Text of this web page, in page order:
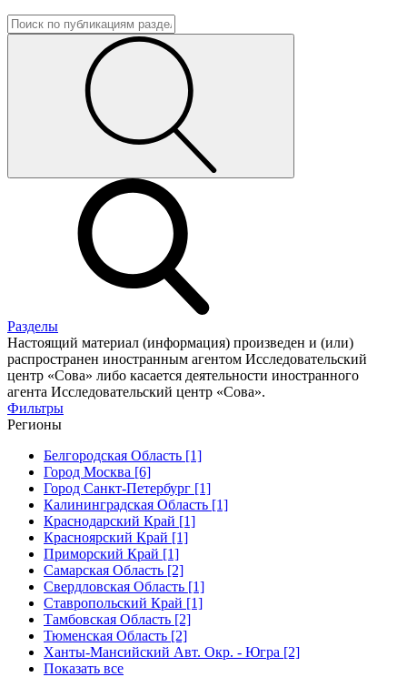
Разделы
Настоящий материал (информация) произведен и (или)
распространен иностранным агентом Исследовательский
центр «Сова» либо касается деятельности иностранного
агента Исследовательский центр «Сова».
Фильтры
Регионы
Белгородская Область [1]
Город Москва [6]
Город Санкт-Петербург [1]
Калининградская Область [1]
Краснодарский Край [1]
Красноярский Край [1]
Приморский Край [1]
Самарская Область [2]
Свердловская Область [1]
Ставропольский Край [1]
Тамбовская Область [2]
Тюменская Область [2]
Ханты-Мансийский Авт. Окр. - Югра [2]
Показать все